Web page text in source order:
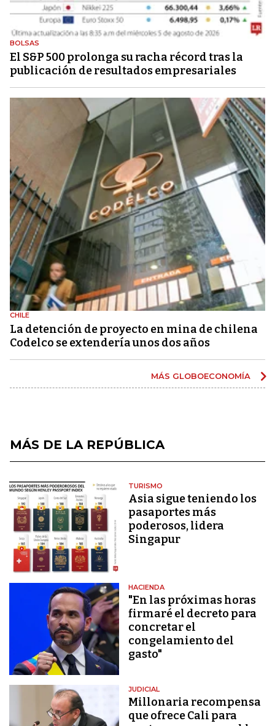
BOLSAS
El S&P 500 prolonga su racha récord tras la
publicación de resultados empresariales
CHILE
La detención de proyecto en mina de chilena
Codelco se extendería unos dos años
MÁS GLOBOECONOMÍA
MÁS DE LA REPÚBLICA
TURISMO
Asia sigue teniendo los
pasaportes más
poderosos, lidera
Singapur
HACIENDA
"En las próximas horas
firmaré el decreto para
concretar el
congelamiento del
gasto"
JUDICIAL
Millonaria recompensa
que ofrece Cali para